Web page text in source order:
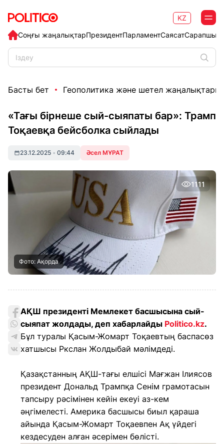
Соңғы жаңалықтарПрезидентПарламентСаясат
KZ
Басты бет Геополитика және шетел жаңалықтары
«Тағы бірнеше сый-сыяпаты бар»: Трамп
Тоқаевқа бейсболка сыйлады
23.12.2025 • 09:44 Әсел МҰРАТ
1111
Фото: Ақорда
АҚШ президенті Мемлекет басшысына сый-
сыяпат жолдады, деп хабарлайды Politico.kz.
Бұл туралы Қасым-Жомарт Тоқаевтың баспасөз
хатшысы Ркслан Жолдыбай мәлімдеді.
Қазақстанның АҚШ-тағы елшісі Мағжан Ілиясов
президент Дональд Трампқа Сенім грамотасын
тапсыру рәсімінен кейін екеуі аз-кем
әңгімелесті. Америка басшысы биыл қараша
айында Қасым-Жомарт Тоқаевпен Ақ үйдегі
кездесуден алған әсерімен бөлісті.